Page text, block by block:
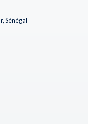
Sénégal